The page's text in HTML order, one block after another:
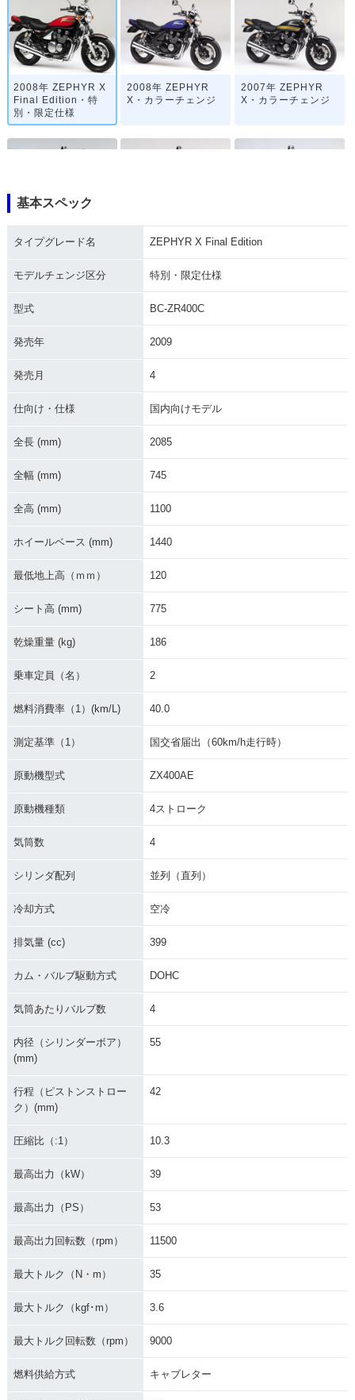
2008年 ZEPHYR X
Final Edition・特
別・限定仕様
2008年 ZEPHYR
X・カラーチェンジ
2007年 ZEPHYR
X・カラーチェンジ
X・カラーチェンジ
X・カラーチェンジ
X・カラーチェンジ
X・マイナーチェン
X・カラーチェンジ
2000年 ZEPHYR
1999年 ZEPHYR
X・カラーチェンジ
X・マイナーチェン
基本スペック
タイプグレード名 ZEPHYR X Final Edition
モデルチェンジ区分 特別・限定仕様
型式 BC-ZR400C
発売年 2009
発売月 4
仕向け・仕様 国内向けモデル
全長 (mm) 2085
全幅 (mm) 745
全高 (mm) 1100
ホイールベース (mm) 1440
最低地上高（ｍｍ） 120
シート高 (mm) 775
乾燥重量 (kg) 186
乗車定員（名） 2
燃料消費率（1）(km/L) 40.0
測定基準（1） 国交省届出（60km/h走行時）
原動機型式 ZX400AE
原動機種類 4ストローク
気筒数 4
シリンダ配列 並列（直列）
冷却方式 空冷
排気量 (cc) 399
カム・バルブ駆動方式 DOHC
気筒あたりバルブ数 4
内径（シリンダーボア）
(mm)
55
行程（ピストンストロー
ク）(mm)
42
圧縮比（:1） 10.3
最高出力（kW） 39
最高出力（PS） 53
最高出力回転数（rpm） 11500
最大トルク（N・m） 35
最大トルク（kgf･m） 3.6
最大トルク回転数（rpm） 9000
燃料供給方式 キャブレター